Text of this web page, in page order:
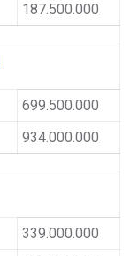
187.500.000
699.500.000
934.000.000
339.000.000